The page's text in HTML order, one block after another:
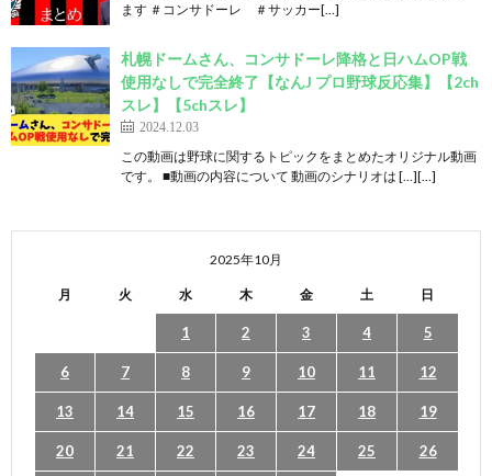
ます ＃コンサドーレ ＃サッカー[…]
札幌ドームさん、コンサドーレ降格と日ハムOP戦
使用なしで完全終了【なんJ プロ野球反応集】【2ch
スレ】【5chスレ】
2024.12.03
この動画は野球に関するトピックをまとめたオリジナル動画
です。 ■動画の内容について 動画のシナリオは […][…]
2025年10月
月 火 水 木 金 土 日
1 2 3 4 5
6 7 8 9 10 11 12
13 14 15 16 17 18 19
20 21 22 23 24 25 26